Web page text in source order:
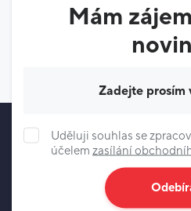
Mám
Uděluji souhlas se
účelem zasílání